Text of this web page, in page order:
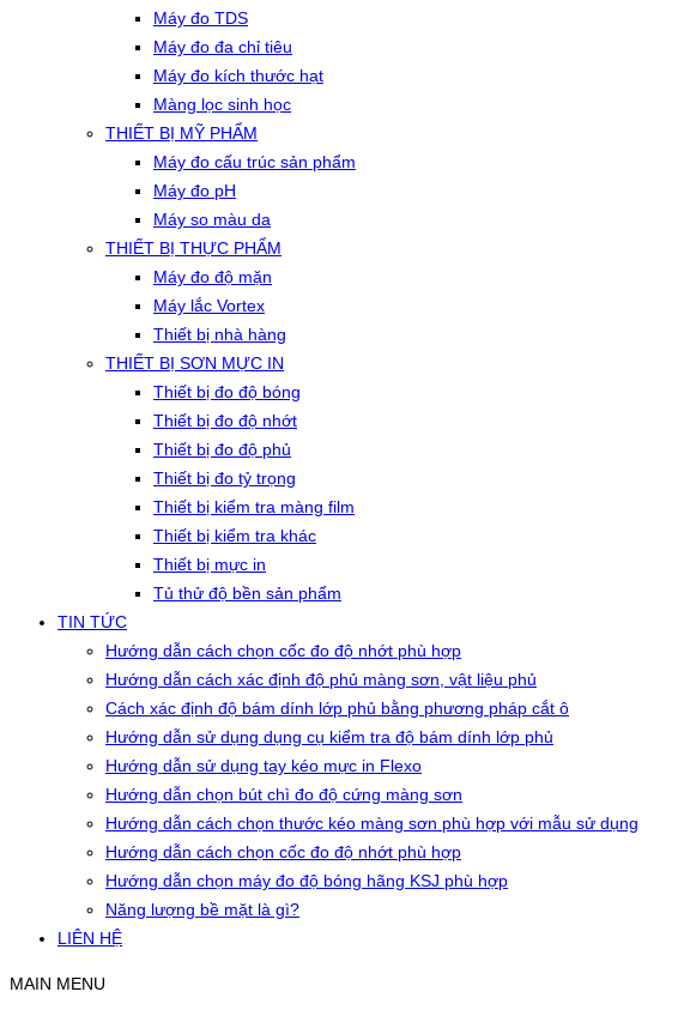
Máy đo TDS
Máy đo đa chỉ tiêu
Máy đo kích thước hạt
Màng lọc sinh học
THIẾT BỊ MỸ PHẨM
Máy đo cấu trúc sản phẩm
Máy đo pH
Máy so màu da
THIẾT BỊ THỰC PHẨM
Máy đo độ mặn
Máy lắc Vortex
Thiết bị nhà hàng
THIẾT BỊ SƠN MỰC IN
Thiết bị đo độ bóng
Thiết bị đo độ nhớt
Thiết bị đo độ phủ
Thiết bị đo tỷ trọng
Thiết bị kiểm tra màng film
Thiết bị kiểm tra khác
Thiết bị mực in
Tủ thử độ bền sản phẩm
TIN TỨC
Hướng dẫn cách chọn cốc đo độ nhớt phù hợp
Hướng dẫn cách xác định độ phủ màng sơn, vật liệu phủ
Cách xác định độ bám dính lớp phủ bằng phương pháp cắt ô
Hướng dẫn sử dụng dụng cụ kiểm tra độ bám dính lớp phủ
Hướng dẫn sử dụng tay kéo mực in Flexo
Hướng dẫn chọn bút chì đo độ cứng màng sơn
Hướng dẫn cách chọn thước kéo màng sơn phù hợp với mẫu sử dụng
Hướng dẫn cách chọn cốc đo độ nhớt phù hợp
Hướng dẫn chọn máy đo độ bóng hãng KSJ phù hợp
Năng lượng bề mặt là gì?
LIÊN HỆ
MAIN MENU